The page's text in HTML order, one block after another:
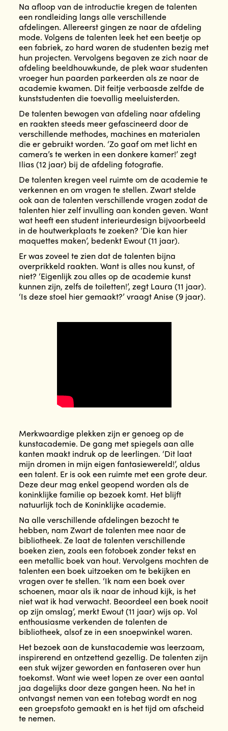
Na afloop van de introductie kregen de talenten
een rondleiding langs alle verschillende
afdelingen. Allereerst gingen ze naar de afdeling
mode. Volgens de talenten leek het een beetje op
een fabriek, zo hard waren de studenten bezig met
hun projecten. Vervolgens begaven ze zich naar de
afdeling beeldhouwkunde, de plek waar studenten
vroeger hun paarden parkeerden als ze naar de
academie kwamen. Dit feitje verbaasde zelfde de
kunststudenten die toevallig meeluisterden.
De talenten bewogen van afdeling naar afdeling
en raakten steeds meer gefascineerd door de
verschillende methodes, machines en materialen
die er gebruikt worden. ‘Zo gaaf om met licht en
camera’s te werken in een donkere kamer!’ zegt
Ilias (12 jaar) bij de afdeling fotografie.
De talenten kregen veel ruimte om de academie te
verkennen en om vragen te stellen. Zwart stelde
ook aan de talenten verschillende vragen zodat de
talenten hier zelf invulling aan konden geven. Want
wat heeft een student interieurdesign bijvoorbeeld
in de houtwerkplaats te zoeken? ‘Die kan hier
maquettes maken’, bedenkt Ewout (11 jaar).
Er was zoveel te zien dat de talenten bijna
overprikkeld raakten. Want is alles nou kunst, of
niet? ‘Eigenlijk zou alles op de academie kunst
kunnen zijn, zelfs de toiletten!’, zegt Laura (11 jaar).
‘Is deze stoel hier gemaakt?’ vraagt Anise (9 jaar).
Merkwaardige plekken zijn er genoeg op de
kunstacademie. De gang met spiegels aan alle
kanten maakt indruk op de leerlingen. ‘Dit laat
mijn dromen in mijn eigen fantasiewereld!’, aldus
een talent. Er is ook een ruimte met een grote deur.
Deze deur mag enkel geopend worden als de
koninklijke familie op bezoek komt. Het blijft
natuurlijk toch de Koninklijke academie.
Na alle verschillende afdelingen bezocht te
hebben, nam Zwart de talenten mee naar de
bibliotheek. Ze laat de talenten verschillende
boeken zien, zoals een fotoboek zonder tekst en
een metallic boek van hout. Vervolgens mochten de
talenten een boek uitzoeken om te bekijken en
vragen over te stellen. ‘Ik nam een boek over
schoenen, maar als ik naar de inhoud kijk, is het
niet wat ik had verwacht. Beoordeel een boek nooit
op zijn omslag’, merkt Ewout (11 jaar) wijs op. Vol
enthousiasme verkenden de talenten de
bibliotheek, alsof ze in een snoepwinkel waren.
Het bezoek aan de kunstacademie was leerzaam,
inspirerend en ontzettend gezellig. De talenten zijn
een stuk wijzer geworden en fantaseren over hun
toekomst. Want wie weet lopen ze over een aantal
jaa dagelijks door deze gangen heen. Na het in
ontvangst nemen van een totebag wordt en nog
een groepsfoto gemaakt en is het tijd om afscheid
te nemen.